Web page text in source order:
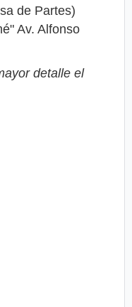
de Partes)
Av. Alfonso
detalle el